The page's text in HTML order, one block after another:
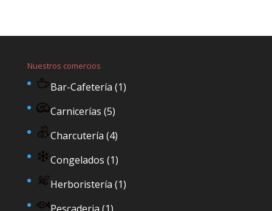
Nuestros comercios
Bar-Cafetería (1)
Carnicerías (5)
Charcutería (4)
Congelados (1)
Herboristería (1)